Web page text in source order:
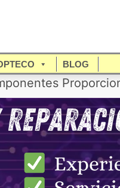
BLOG